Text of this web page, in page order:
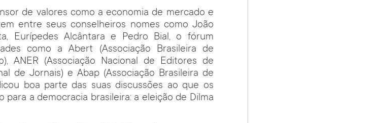
de valores como a economia de mercado e
entre seus conselheiros nomes como João
Eurípedes Alcântara e Pedro Bial, o fórum
como a Abert (Associação Brasileira de
ANER (Associação Nacional de Editores de
de Jornais) e Abap (Associação Brasileira de
boa parte das suas discussões ao que os
a democracia brasileira: a eleição de Dilma